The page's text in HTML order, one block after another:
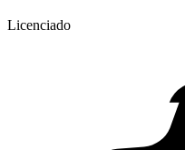
Licenciado